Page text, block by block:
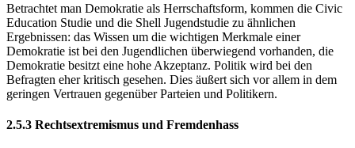
Betrachtet man Demokratie als Herrschaftsform, kommen die Civic
Education Studie und die Shell Jugendstudie zu ähnlichen
Ergebnissen: das Wissen um die wichtigen Merkmale einer
Demokratie ist bei den Jugendlichen überwiegend vorhanden, die
Demokratie besitzt eine hohe Akzeptanz. Politik wird bei den
Befragten eher kritisch gesehen. Dies äußert sich vor allem in dem
geringen Vertrauen gegenüber Parteien und Politikern.
2.5.3 Rechtsextremismus und Fremdenhass